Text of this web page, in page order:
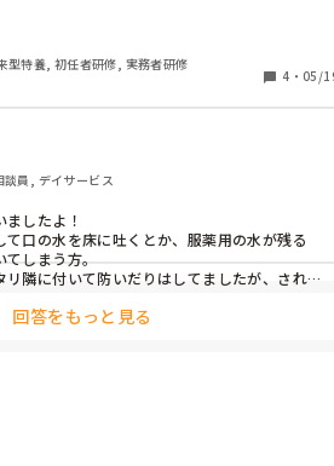
型特養, 初任者研修, 実務者研修
4 ・ 05/
員, デイサービス
したよ！
て口の水を床に吐くとか、服薬用の水が残る
てしまう方。
リ隣に付いて防いだりはしてましたが、され
回答をもっと見る